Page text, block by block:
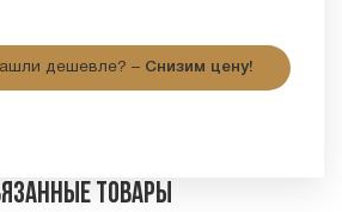
дешевле? – Снизим цену!
товары